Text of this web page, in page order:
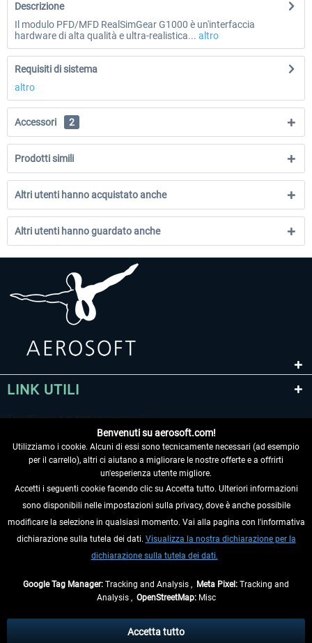
Descrizione
Il modulo PFD/MFD RealSimGear G1000 è un'interfaccia
hardware di alta qualità e ultra-realistica... altro
Requisiti di sistema
altro
Accessori 2
Prodotti simili
Altri utenti hanno acquistato anche
Altri utenti hanno guardato anche
LINK UTILI
RECEDERE DAL CONTRATTO
INFORMAZIONI
eventualmente le spese di spedizione, se non diversamente descritto.
Benvenuti su aerosoft.com!
Utilizziamo i cookie. Alcuni di essi sono tecnicamente necessari (ad esempio
per il carrello), altri ci aiutano a migliorare le nostre offerte e a offrirti
un'esperienza utente migliore.
Accetti i seguenti cookie facendo clic su Accetta tutto. Ulteriori informazioni
sono disponibili nelle impostazioni sulla privacy, dove è anche possibile
modificare la selezione in qualsiasi momento. Vai alla pagina con l'informativa
dichiarazione sulla tutela dei dati. Visualizza la nostra dichiarazione per la
dichiarazione sulla tutela dei dati.
Google Tag Manager: Tracking and Analysis , Meta Pixel: Tracking and
Analysis , OpenStreetMap:Misc
Accetta tutto